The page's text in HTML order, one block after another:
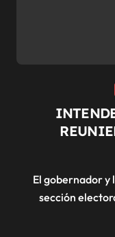
El gobernador y los jefes comunales de la primera
sección